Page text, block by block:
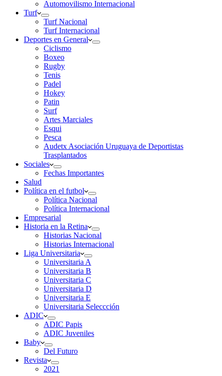
Automovilismo Internacional
Turf
Turf Nacional
Turf Internacional
Deportes en General
Ciclismo
Boxeo
Rugby
Tenis
Padel
Hokey
Patin
Surf
Artes Marciales
Esqui
Pesca
Audetx Asociación Uruguaya de Deportistas
Trasplantados
Sociales
Fechas Importantes
Salud
Política en el futbol
Política Nacional
Política Internacional
Empresarial
Historia en la Retina
Historias Nacional
Historias Internacional
Liga Universitaria
Universitaria A
Universitaria B
Universitaria C
Universitaria D
Universitaria E
Universitaria Seleccción
ADIC
ADIC Papis
ADIC Juveniles
Baby
Del Futuro
Revista
2021